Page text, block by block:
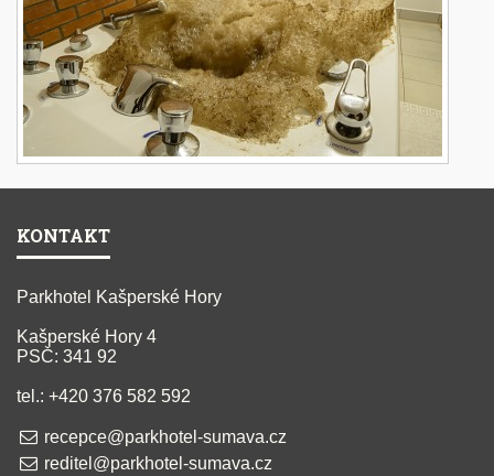
KONTAKT
Parkhotel Kašperské Hory
Kašperské Hory 4
PSČ: 341 92
tel.: +420 376 582 592
recepce@parkhotel-sumava.cz
reditel@parkhotel-sumava.cz